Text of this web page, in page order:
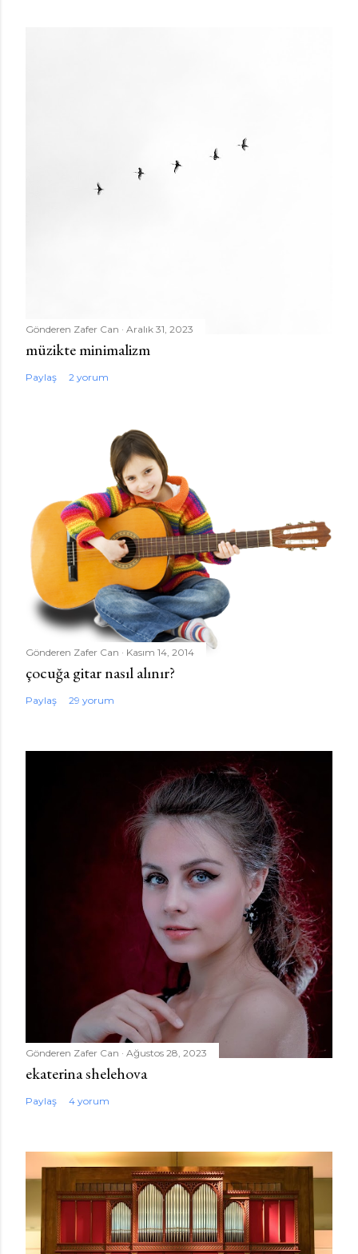
Gönderen Zafer Can Aralık 31, 2023
müzikte minimalizm
Paylaş 2 yorum
Gönderen Zafer Can Kasım 14, 2014
çocuğa gitar nasıl alınır?
Paylaş 29 yorum
Gönderen Zafer Can Ağustos 28, 2023
ekaterina shelehova
Paylaş 4 yorum